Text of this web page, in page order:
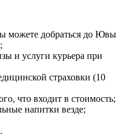
добраться до Ювы
и услуги курьера при
страховки (10
что входит в стоимость;
напитки везде;